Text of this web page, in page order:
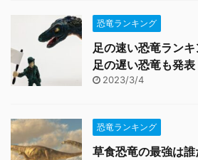
恐竜ランキング
足の速い恐竜ラン
足の遅い恐竜も発表
2023/3/4
恐竜ランキング
草食恐竜の最強は